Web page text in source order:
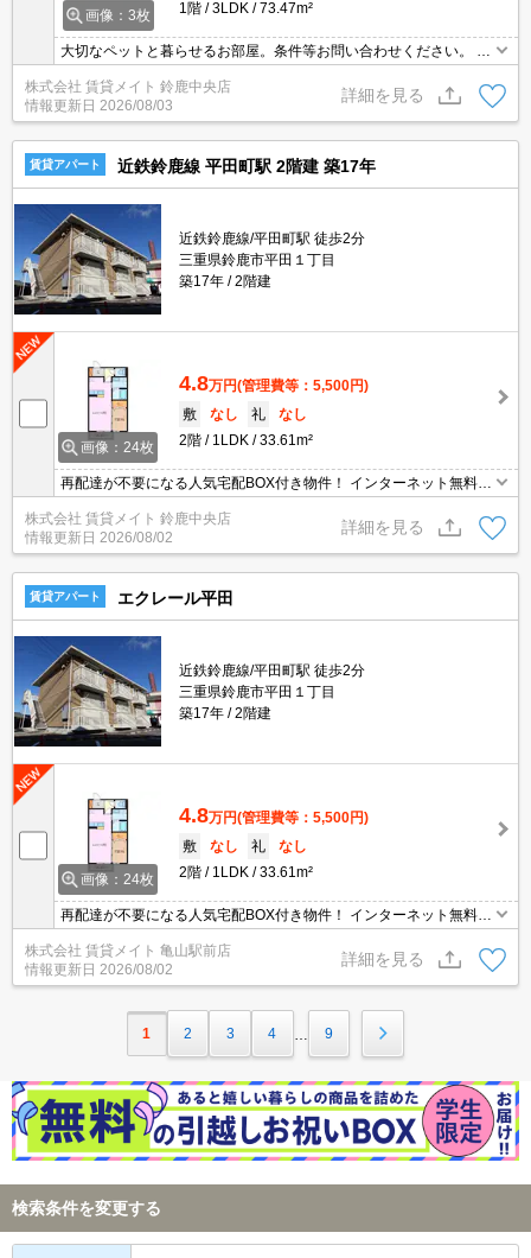
画像：3枚
1階
3LDK 73.47m²
大切なペットと暮らせるお部屋。条件等お問い合わせください。 採
光や通風が確保しやすい戸建てのメリットを存分に味わえます♪開放
感あふれる暮らしをしてみませんか？
株式会社 賃貸メイト 鈴鹿中央店
情報更新日 2026/08/03
詳細を見る
賃貸アパート 近鉄鈴鹿線 平田町駅 2階建 築17年
近鉄鈴鹿線/平田町駅 徒歩2分
三重県鈴鹿市平田１丁目
築17年
2階建
画像：24枚
4.8万円(管理費等：5,500円)
敷
なし 礼
なし
2階
1LDK 33.61m²
再配達が不要になる人気宅配BOX付き物件！ インターネット無料物
件！面倒な個人での手続き不要でご利用いただけます♪私生活はもち
ろんテレワーク勤務の方にもおすすめですよ♪
株式会社 賃貸メイト 鈴鹿中央店
情報更新日 2026/08/02
詳細を見る
賃貸アパート エクレール平田
近鉄鈴鹿線/平田町駅 徒歩2分
三重県鈴鹿市平田１丁目
築17年
2階建
画像：24枚
4.8万円(管理費等：5,500円)
敷
なし 礼
なし
2階
1LDK 33.61m²
再配達が不要になる人気宅配BOX付き物件！ インターネット無料物
件！面倒な個人での手続き不要でご利用いただけます♪私生活はもち
ろんテレワーク勤務の方にもおすすめですよ♪
株式会社 賃貸メイト 亀山駅前店
情報更新日 2026/08/02
詳細を見る
1 2 3 4 9
検索条件を変更する